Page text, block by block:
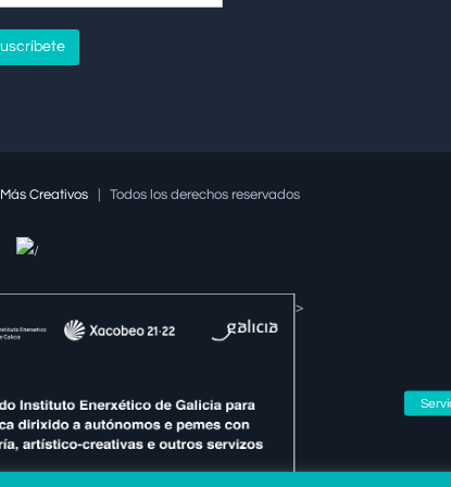
Más Creativos| Todos los derechos reservados
/
>